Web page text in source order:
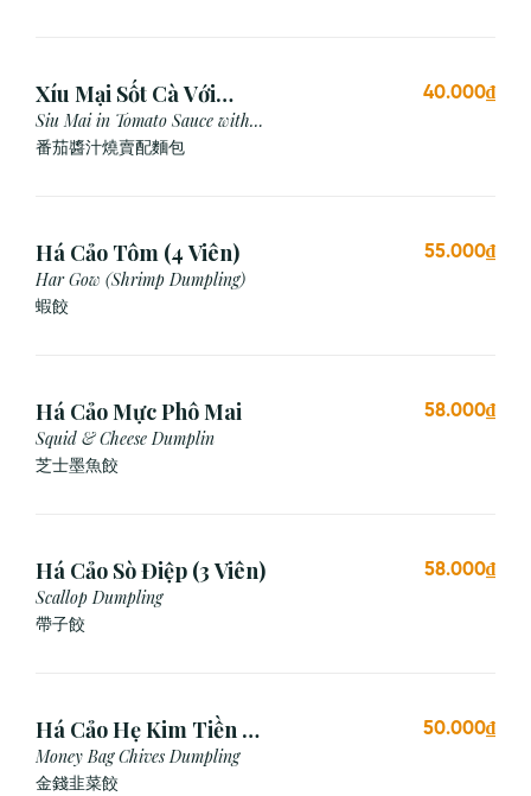
Xíu Mại Sốt Cà Với
Bánh Mì (1 Viên)
Siu Mai in Tomato Sauce with
Bread
番茄醬汁燒賣配麵包
40.000₫
Há Cảo Tôm (4 Viên)
Har Gow (Shrimp Dumpling)
蝦餃
55.000₫
Há Cảo Mực Phô Mai
Squid & Cheese Dumplin
芝⼠墨⿂餃
58.000₫
Há Cảo Sò Điệp (3 Viên)
Scallop Dumpling
帶子餃
58.000₫
Há Cảo Hẹ Kim Tiền (3
Viên)
Money Bag Chives Dumpling
金錢韭菜餃
50.000₫